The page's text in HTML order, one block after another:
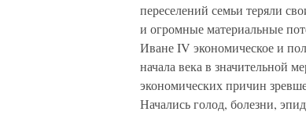
переселений семьи теряли
и огромные материальные
Иване IV экономическое и
начала века в значительной
экономических причин
Начались голод, болезни,